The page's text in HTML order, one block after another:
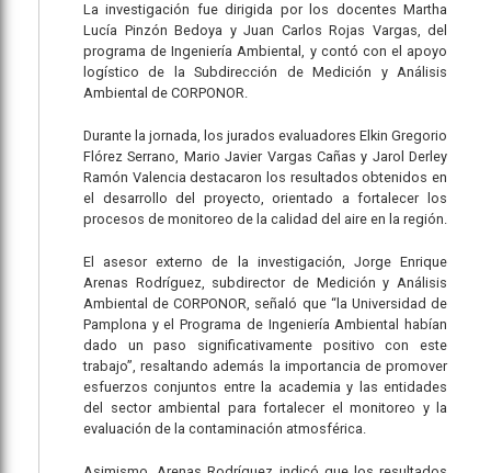
La investigación fue dirigida por los docentes Martha
Lucía Pinzón Bedoya y Juan Carlos Rojas Vargas, del
programa de Ingeniería Ambiental, y contó con el apoyo
logístico de la Subdirección de Medición y Análisis
Ambiental de CORPONOR.
Durante la jornada, los jurados evaluadores Elkin Gregorio
Flórez Serrano, Mario Javier Vargas Cañas y Jarol Derley
Ramón Valencia destacaron los resultados obtenidos en
el desarrollo del proyecto, orientado a fortalecer los
procesos de monitoreo de la calidad del aire en la región.
El asesor externo de la investigación, Jorge Enrique
Arenas Rodríguez, subdirector de Medición y Análisis
Ambiental de CORPONOR, señaló que “la Universidad de
Pamplona y el Programa de Ingeniería Ambiental habían
dado un paso significativamente positivo con este
trabajo”, resaltando además la importancia de promover
esfuerzos conjuntos entre la academia y las entidades
del sector ambiental para fortalecer el monitoreo y la
evaluación de la contaminación atmosférica.